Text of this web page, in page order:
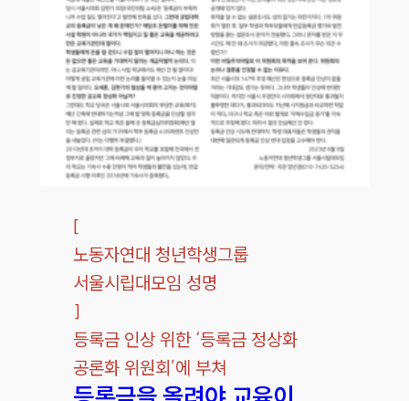
[
노동자연대 청년학생그룹
서울시립대모임 성명
]
등록금 인상 위한 ‘등록금 정상화
공론화 위원회’에 부쳐